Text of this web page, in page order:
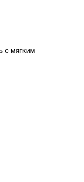
с мягким